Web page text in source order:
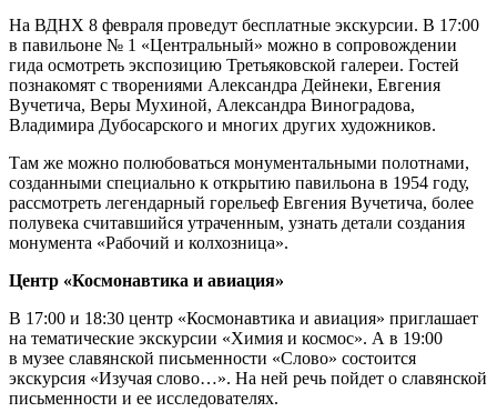
На ВДНХ 8 февраля проведут бесплатные экскурсии. В 17:00
в павильоне № 1 «Центральный» можно в сопровождении
гида осмотреть экспозицию Третьяковской галереи. Гостей
познакомят с творениями Александра Дейнеки, Евгения
Вучетича, Веры Мухиной, Александра Виноградова,
Владимира Дубосарского и многих других художников.
Там же можно полюбоваться монументальными полотнами,
созданными специально к открытию павильона в 1954 году,
рассмотреть легендарный горельеф Евгения Вучетича, более
полувека считавшийся утраченным, узнать детали создания
монумента «Рабочий и колхозница».
Центр «Космонавтика и авиация»
В 17:00 и 18:30 центр «Космонавтика и авиация» приглашает
на тематические экскурсии «Химия и космос». А в 19:00
в музее славянской письменности «Слово» состоится
экскурсия «Изучая слово…». На ней речь пойдет о славянской
письменности и ее исследователях.